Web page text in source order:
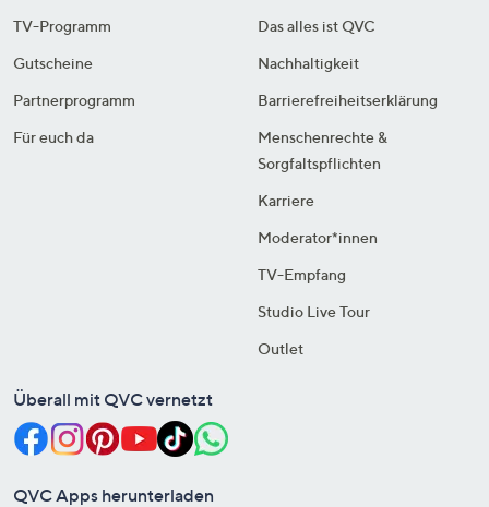
TV-Programm
Gutscheine
Partnerprogramm
Für euch da
Das alles ist QVC
Nachhaltigkeit
Barrierefreiheitserklärung
Menschenrechte &
Sorgfaltspflichten
Karriere
Moderator*innen
TV-Empfang
Studio Live Tour
Outlet
Überall mit QVC vernetzt
QVC Apps herunterladen